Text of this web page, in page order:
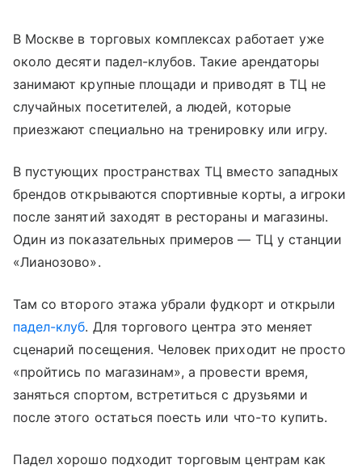
В Москве в торговых комплексах работает уже
около десяти падел-клубов. Такие арендаторы
занимают крупные площади и приводят в ТЦ не
случайных посетителей, а людей, которые
приезжают специально на тренировку или игру.
В пустующих пространствах ТЦ вместо западных
брендов открываются спортивные корты, а игроки
после занятий заходят в рестораны и магазины.
Один из показательных примеров — ТЦ у станции
«Лианозово».
Там со второго этажа убрали фудкорт и открыли
падел-клуб. Для торгового центра это меняет
сценарий посещения. Человек приходит не просто
«пройтись по магазинам», а провести время,
заняться спортом, встретиться с друзьями и
после этого остаться поесть или что-то купить.
Падел хорошо подходит торговым центрам как